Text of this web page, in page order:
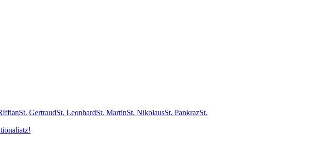
St. GertraudSt. LeonhardSt. MartinSt. NikolausSt. PankrazSt.
iatz!